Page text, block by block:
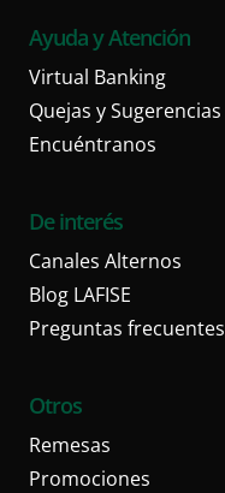
Ayuda y Atención
Virtual Banking
Quejas y Sugerencias
Encuéntranos
De interés
Canales Alternos
Blog LAFISE
Preguntas frecuentes
Otros
Remesas
Promociones